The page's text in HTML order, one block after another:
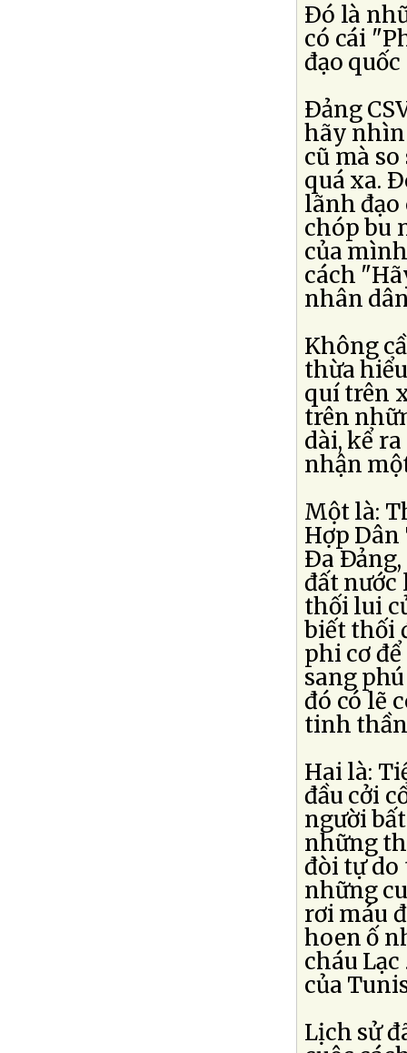
Ðó là
có cái
đạo
Ðảng
hãy nhìn
cũ mà
quá xa.
lãnh đạo
chóp bu
của
cách
nhân
Không
thừa
quí trên
trên
dài, kể
nhận
Một là:
Hợp
Ða Ðảng,
đất nước
thối lui
biết thối
phi cơ
sang
đó có lẽ
tinh
Hai là:
đầu cởi
người
những
đòi tự do
những
rơi máu
hoen ố
cháu
của
Lịch sử